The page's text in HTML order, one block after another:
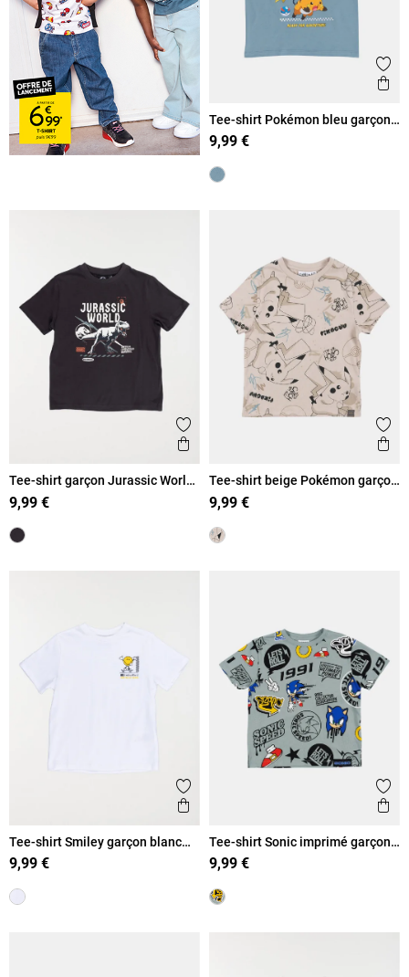
Tee-shirt Pokémon bleu garçon
(3-12A)
9,99 €
Ajouter aux favoris
Aperçu rapide
Tee-shirt garçon Jurassic World
(5-12A)
9,99 €
Tee-shirt beige Pokémon garçon
(5-12A)
9,99 €
Ajouter aux favoris
Aperçu rapide
Tee-shirt Smiley garçon blanc
(6-12A)
9,99 €
Tee-shirt Sonic imprimé garçon
(5-12A)
9,99 €